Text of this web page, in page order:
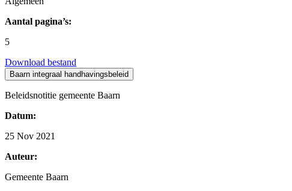
Aantal pagina’s:
5
Download bestand
Baarn integraal handhavingsbeleid
Beleidsnotitie gemeente Baarn
Datum:
25 Nov 2021
Auteur:
Gemeente Baarn